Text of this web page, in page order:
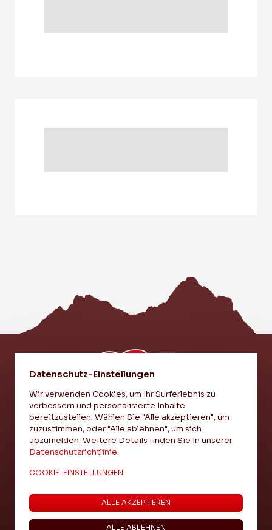
EI VEREIN - EI LIEBI - EI EINHEIT
IMPRESSUM
Datenschutz-Einstellungen
Wir verwenden Cookies, um Ihr Surferlebnis zu
verbessern und personalisierte Inhalte
bereitzustellen. Wählen Sie "Alle akzeptieren", um
zuzustimmen, oder "Alle ablehnen", um sich
abzumelden. Weitere Details finden Sie in unserer
Datenschutzrichtlinie.
COOKIE-EINSTELLUNGEN
ALLE AKZEPTIEREN
ALLE ABLEHNEN